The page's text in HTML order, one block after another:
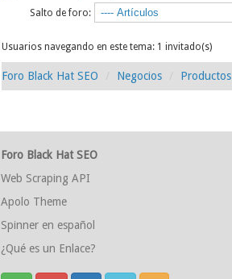
Salto de foro:
Usuarios navegando en este tema: 1 invitado(s)
Foro Black Hat SEO Negocios Productos
Foro Black Hat SEO
Web Scraping API
Apolo Theme
Spinner en español
¿Qué es un Enlace?